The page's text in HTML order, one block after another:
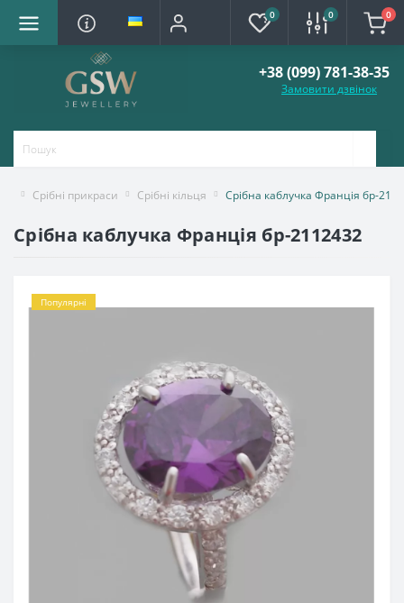
0 0 0
+38 (099) 781-38-35
Замовити дзвінок
Срібні прикраси Срібні кільця Срібна каблучка Франція бр-
Срібна каблучка Франція бр-2112432
Популярні